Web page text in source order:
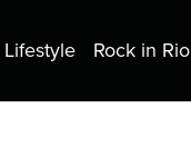
Lifestyle Rock in Rio